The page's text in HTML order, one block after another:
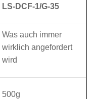
LS-DCF-1/G-35
Was auch immer
wirklich angefordert
wird
500g